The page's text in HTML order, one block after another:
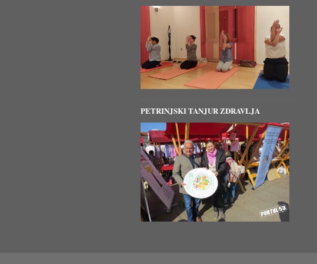
PETRINJSKI TANJUR ZDRAVLJA